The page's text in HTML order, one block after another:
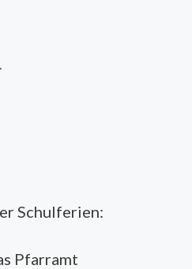
Schulferien:
Pfarramt